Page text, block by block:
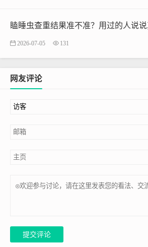
瞌睡虫查重结果准不准？用过的人说
2026-07-05 131
网友评论
提交评论